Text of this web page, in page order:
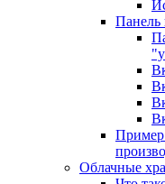
Панель
Пример
Облачные